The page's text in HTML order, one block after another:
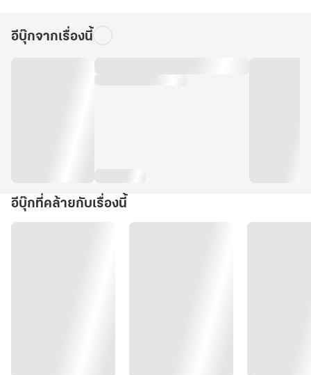
อีบุ๊กจากเรื่องนี้
อีบุ๊กที่คล้ายกับเรื่องนี้